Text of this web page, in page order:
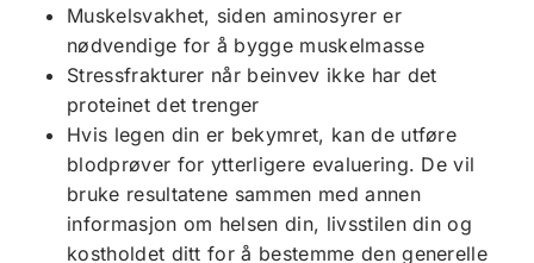
Muskelsvakhet, siden aminosyrer er
nødvendige for å bygge muskelmasse
Stressfrakturer når beinvev ikke har det
proteinet det trenger
Hvis legen din er bekymret, kan de utføre
blodprøver for ytterligere evaluering. De vil
bruke resultatene sammen med annen
informasjon om helsen din, livsstilen din og
kostholdet ditt for å bestemme den generelle